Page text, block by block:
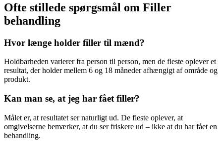
Ofte stillede spørgsmål om Filler
behandling
Hvor længe holder filler til mænd?
Holdbarheden varierer fra person til person, men de fleste oplever et
resultat, der holder mellem 6 og 18 måneder afhængigt af område og
produkt.
Kan man se, at jeg har fået filler?
Målet er, at resultatet ser naturligt ud. De fleste oplever, at
omgivelserne bemærker, at du ser friskere ud – ikke at du har fået en
behandling.